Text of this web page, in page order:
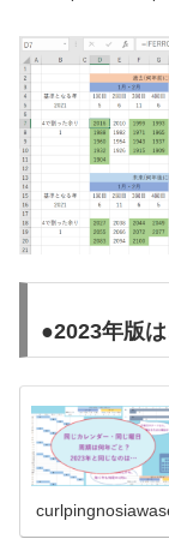
●2023年版